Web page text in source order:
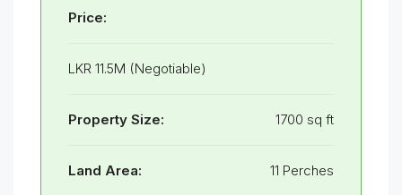
Price:
LKR 11.5M (Negotiable)
Property Size: 1700 sq ft
Land Area: 11 Perches